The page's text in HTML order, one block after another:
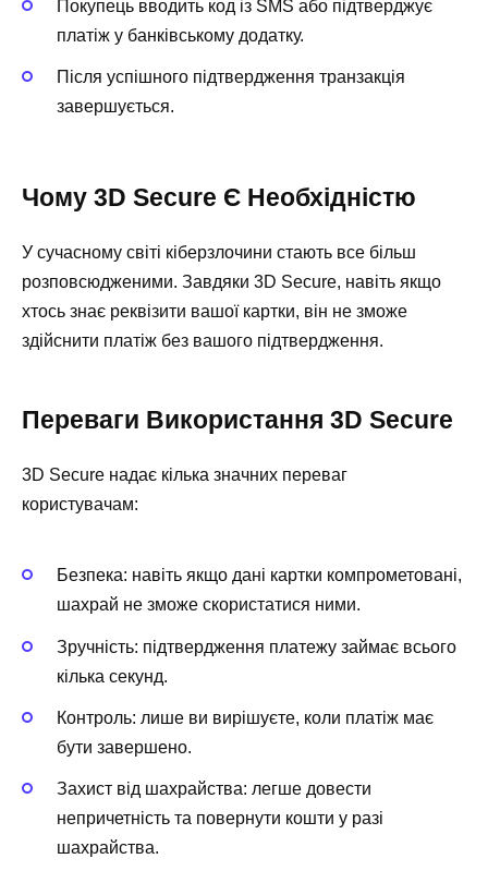
Покупець вводить код із SMS або підтверджує
платіж у банківському додатку.
Після успішного підтвердження транзакція
завершується.
Чому 3D Secure Є Необхідністю
У сучасному світі кіберзлочини стають все більш
розповсюдженими. Завдяки 3D Secure, навіть якщо
хтось знає реквізити вашої картки, він не зможе
здійснити платіж без вашого підтвердження.
Переваги Використання 3D Secure
3D Secure надає кілька значних переваг
користувачам:
Безпека: навіть якщо дані картки компрометовані,
шахрай не зможе скористатися ними.
Зручність: підтвердження платежу займає всього
кілька секунд.
Контроль: лише ви вирішуєте, коли платіж має
бути завершено.
Захист від шахрайства: легше довести
непричетність та повернути кошти у разі
шахрайства.